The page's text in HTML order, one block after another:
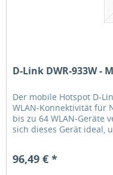
D-Link DWR-933W -
Der mobile Hotspot D-
WLAN-Konnektivität für
bis zu 64 WLAN-Geräte
sich dieses Gerät ideal,
96,49 € *